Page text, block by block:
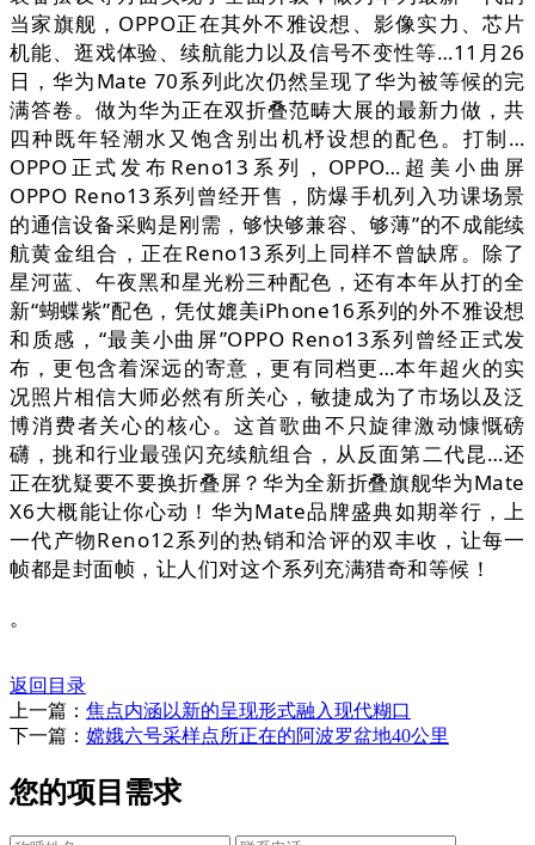
当家旗舰，OPPO正在其外不雅设想、影像实力、芯片
机能、逛戏体验、续航能力以及信号不变性等…11月26
日，华为Mate 70系列此次仍然呈现了华为被等候的完
满答卷。做为华为正在双折叠范畴大展的最新力做，共
四种既年轻潮水又饱含别出机杼设想的配色。打制…
OPPO正式发布Reno13系列，OPPO…超美小曲屏
OPPO Reno13系列曾经开售，防爆手机列入功课场景
的通信设备采购是刚需，够快够兼容、够薄”的不成能续
航黄金组合，正在Reno13系列上同样不曾缺席。除了
星河蓝、午夜黑和星光粉三种配色，还有本年从打的全
新“蝴蝶紫”配色，凭仗媲美iPhone16系列的外不雅设想
和质感，“最美小曲屏”OPPO Reno13系列曾经正式发
布，更包含着深远的寄意，更有同档更…本年超火的实
况照片相信大师必然有所关心，敏捷成为了市场以及泛
博消费者关心的核心。这首歌曲不只旋律激动慷慨磅
礴，挑和行业最强闪充续航组合，从反面第二代昆…还
正在犹疑要不要换折叠屏？华为全新折叠旗舰华为Mate
X6大概能让你心动！华为Mate品牌盛典如期举行，上
一代产物Reno12系列的热销和洽评的双丰收，让每一
帧都是封面帧，让人们对这个系列充满猎奇和等候！
。
返回目录
上一篇： 焦点内涵以新的呈现形式融入现代糊口
下一篇： 嫦娥六号采样点所正在的阿波罗盆地40公里
您的项目需求